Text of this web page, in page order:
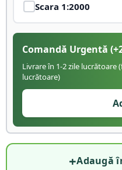
Scara 1:2000
Comandă Urgentă (+
Livrare în 1-2 zile lucrătoare
lucrătoare)
+Adaugă